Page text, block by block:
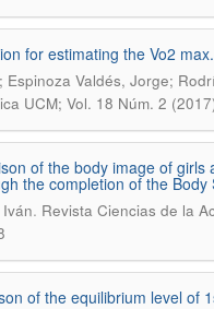
for estimating the Vo2
Valdés, Jorge;
UCM; Vol. 18 Núm. 2
of the body image of
the completion of the
. Revista Ciencias de la
of the equilibrium level of